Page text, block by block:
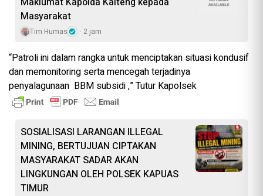
Masyarakat
Tim Humas 2 jam
“Patroli ini dalam rangka untuk menciptakan situasi kondusif
dan memonitoring serta mencegah terjadinya
penyalagunaan BBM subsidi ,” Tutur Kapolsek
SOSIALISASI LARANGAN ILLEGAL
MINING, BERTUJUAN CIPTAKAN
MASYARAKAT SADAR AKAN
LINGKUNGAN OLEH POLSEK KAPUAS
TIMUR